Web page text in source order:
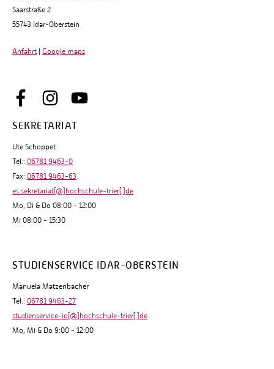
Saarstraße 2
55743 Idar-Oberstein
Anfahrt | Google maps
SEKRETARIAT
Ute Schoppet
Tel.: 06781 9463-0
Fax: 06781 9463-63
es.sekretariat[@]hochschule-trier[.]de
Mo, Di & Do 08:00 - 12:00
Mi 08:00 - 15:30
STUDIENSERVICE IDAR-OBERSTEIN
Manuela Matzenbacher
Tel.: 06781 9463-27
studienservice-io[@]hochschule-trier[.]de
Mo, Mi & Do 9:00 - 12:00